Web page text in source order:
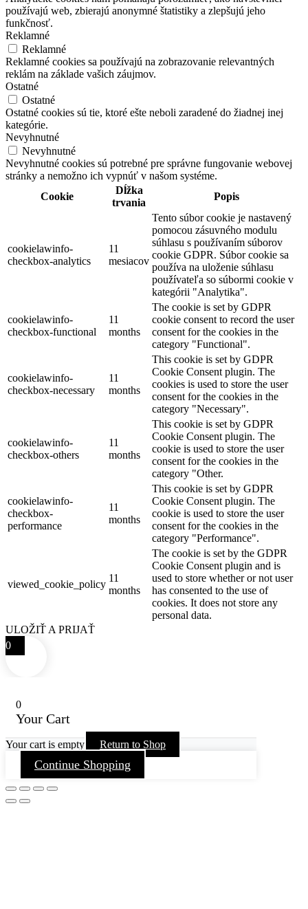
používajú web, zbierajú anonymné štatistiky a zlepšujú jeho
funkčnosť.
Reklamné
Reklamné
Reklamné cookies sa používajú na zobrazovanie relevantných
reklám na základe vašich záujmov.
Ostatné
Ostatné
Ostatné cookies sú tie, ktoré ešte neboli zaradené do žiadnej inej
kategórie.
Nevyhnutné
Nevyhnutné
Nevyhnutné cookies sú potrebné pre správne fungovanie webovej
stránky a nemožno ich vypnúť v našom systéme.
Cookie
Dĺžka
trvania
Popis
cookielawinfo-
checkbox-analytics
11
mesiacov
Tento súbor cookie je nastavený
pomocou zásuvného modulu
súhlasu s používaním súborov
cookie GDPR. Súbor cookie sa
používa na uloženie súhlasu
používateľa so súbormi cookie v
kategórii "Analytika".
cookielawinfo-
checkbox-functional
11
months
The cookie is set by GDPR
cookie consent to record the user
consent for the cookies in the
category "Functional".
cookielawinfo-
checkbox-necessary
11
months
This cookie is set by GDPR
Cookie Consent plugin. The
cookies is used to store the user
consent for the cookies in the
category "Necessary".
cookielawinfo-
checkbox-others
11
months
This cookie is set by GDPR
Cookie Consent plugin. The
cookie is used to store the user
consent for the cookies in the
category "Other.
cookielawinfo-
checkbox-
performance
11
months
This cookie is set by GDPR
Cookie Consent plugin. The
cookie is used to store the user
consent for the cookies in the
category "Performance".
viewed_cookie_policy
11
months
The cookie is set by the GDPR
Cookie Consent plugin and is
used to store whether or not user
has consented to the use of
cookies. It does not store any
personal data.
ULOŽIŤ A PRIJAŤ
0
0
Your Cart
Your cart is empty Return to Shop
Continue Shopping